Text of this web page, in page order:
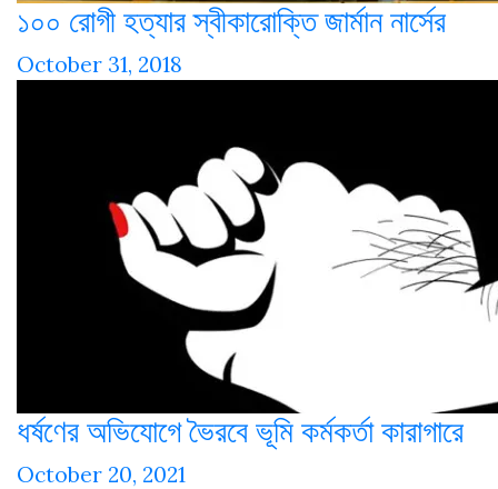
১০০ রোগী হত্যার স্বীকারোক্তি জার্মান নার্সের
October 31, 2018
ধর্ষণের অভিযোগে ভৈরবে ভূমি কর্মকর্তা কারাগারে
October 20, 2021